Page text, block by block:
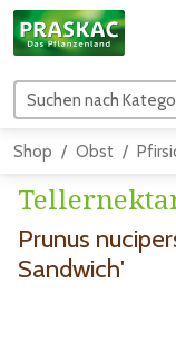
Shop Obst
Prunus
Sandwich'